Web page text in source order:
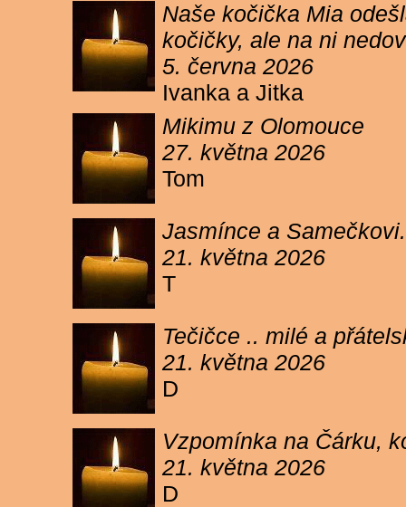
Naše kočička Mia
kočičky, ale na ni
5. června 2026
Ivanka a Jitka
Mikimu z Olomouce
27. května 2026
Tom
Jasmínce a
21. května 2026
T
Tečičce .. milé a
21. května 2026
D
Vzpomínka na Čárku,
21. května 2026
D